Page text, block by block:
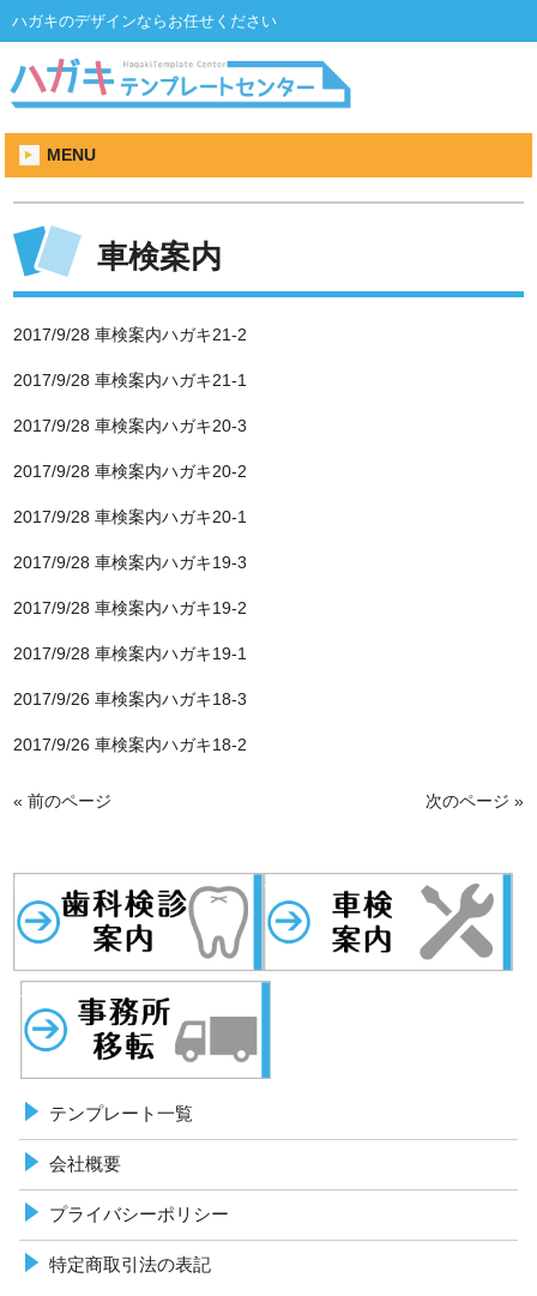
ハガキのデザインならお任せください
MENU
車検案内
2017/9/28 車検案内ハガキ21-2
2017/9/28 車検案内ハガキ21-1
2017/9/28 車検案内ハガキ20-3
2017/9/28 車検案内ハガキ20-2
2017/9/28 車検案内ハガキ20-1
2017/9/28 車検案内ハガキ19-3
2017/9/28 車検案内ハガキ19-2
2017/9/28 車検案内ハガキ19-1
2017/9/26 車検案内ハガキ18-3
2017/9/26 車検案内ハガキ18-2
« 前のページ 次のページ »
事務所移転
車検案内
テンプレート一覧
会社概要
プライバシーポリシー
特定商取引法の表記